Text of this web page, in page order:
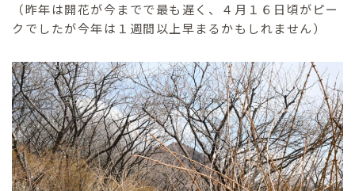
（昨年は開花が今までで最も遅く、４月１６日頃がピー
クでしたが今年は１週間以上早まるかもしれません）